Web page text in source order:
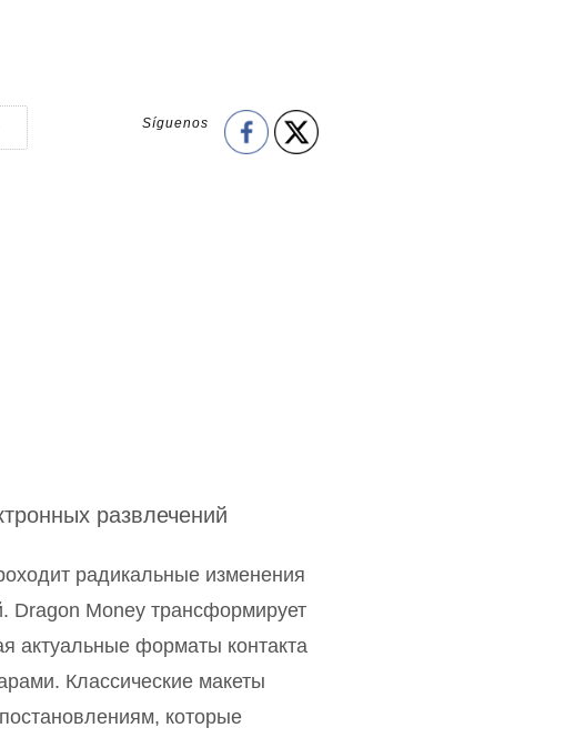
Síguenos
развлечений
радикальные изменения
Dragon Money трансформирует
актуальные форматы контакта
Классические макеты
которые